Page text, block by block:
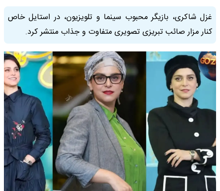
غزل شاکری، بازیگر محبوب سینما و تلویزیون، در استایل خاص
کنار مزار صائب تبریزی تصویری متفاوت و جذاب منتشر کرد.